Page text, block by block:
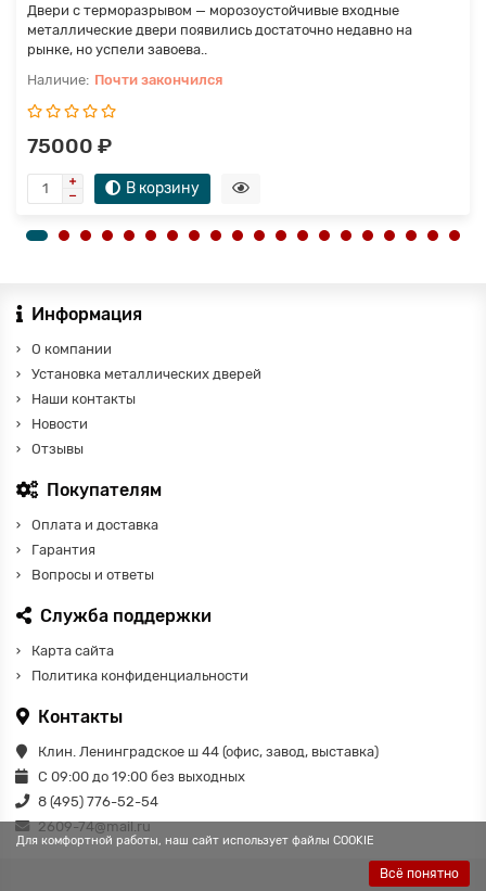
Двери с терморазрывом — морозоустойчивые входные
металлические двери появились достаточно недавно на
рынке, но успели завоева..
Почти закончился
75000 ₽
В корзину
Для комфортной работы, наш сайт использует файлы COOKIE
Всё понятно
Информация
О компании
Установка металлических дверей
Наши контакты
Новости
Отзывы
Покупателям
Оплата и доставка
Гарантия
Вопросы и ответы
Служба поддержки
Карта сайта
Политика конфиденциальности
Контакты
Клин. Ленинградское ш 44 (офис, завод, выставка)
С 09:00 до 19:00 без выходных
8 (495) 776-52-54
2609-74@mail.ru